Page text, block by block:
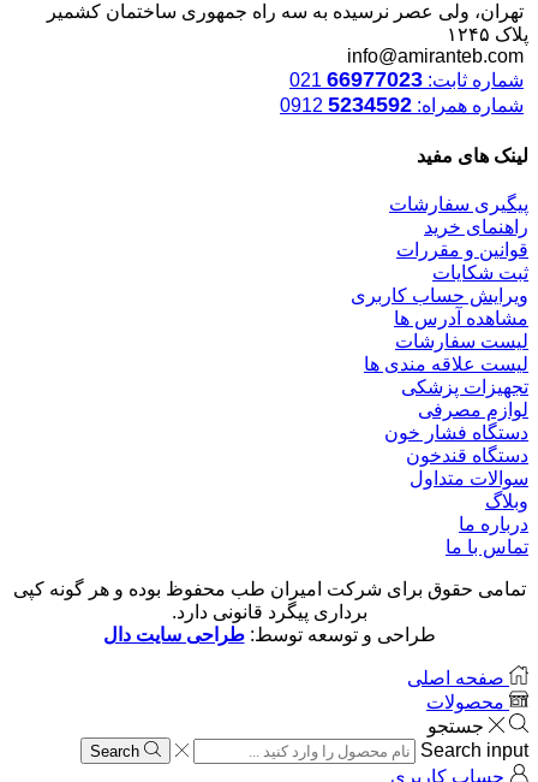
تهران، ولی عصر نرسیده به سه راه جمهوری ساختمان کشمیر
پلاک ۱۲۴۵
info@amiranteb.com
شماره ثابت: 66977023
شماره همراه: 5234592
لینک های مفید
پیگیری سفارشات
راهنمای خرید
قوانین و مقررات
ثبت شکایات
ویرایش حساب کاربری
مشاهده آدرس ها
لیست سفارشات
لیست علاقه مندی ها
تجهیزات پزشکی
لوازم مصرفی
دستگاه فشار خون
دستگاه قندخون
سوالات متداول
وبلاگ
درباره ما
تماس با ما
تمامی حقوق برای شرکت امیران طب محفوظ بوده و هر گونه کپی
برداری پیگرد قانونی دارد.
طراحی و توسعه توسط:طراحی سایت دال
صفحه اصلی
محصولات
جستجو
Search input
Search
حساب کاربری